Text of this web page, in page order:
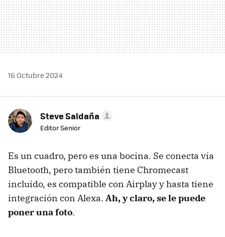
16 Octubre 2024
Steve Saldaña
Editor Senior
Es un cuadro, pero es una bocina. Se conecta vía
Bluetooth, pero también tiene Chromecast
incluido, es compatible con Airplay y hasta tiene
integración con Alexa. Ah, y claro, se le puede
poner una foto.